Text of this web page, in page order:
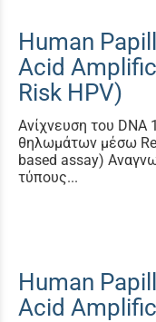
Human
Acid
Risk HPV)
Aνίχνευση του
θηλωμάτων μέσω
based assay)
τύπους...
Human
Acid